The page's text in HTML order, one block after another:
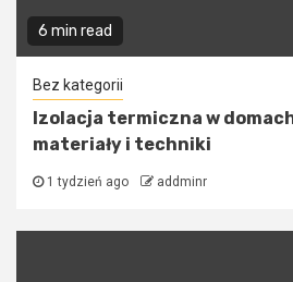
6 min read
Bez kategorii
Izolacja termiczna w
materiały i techniki
1 tydzień ago addminr